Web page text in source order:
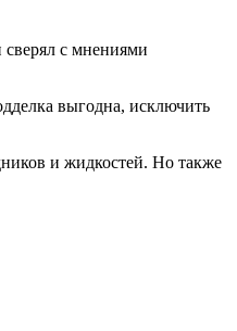
сверял с мнениями
выгодна, исключить
и жидкостей. Но также